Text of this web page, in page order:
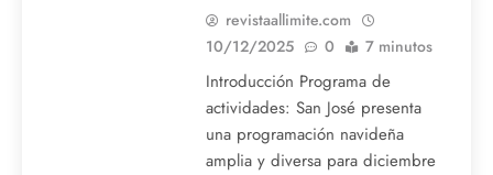
revistaallimite.com
10/12/2025
0 7 minutos
Introducción Programa de
actividades: San José presenta
una programación navideña
amplia y diversa para diciembre